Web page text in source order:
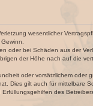
wesentlicher
oder bei Schäden aus der
der Höhe nach auf die
oder vorsätzlichem oder
Dies gilt auch für mittelbare
des